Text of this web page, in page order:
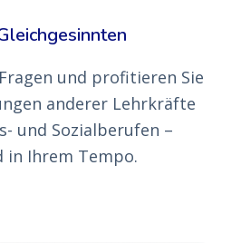
und profitieren Sie
anderer Lehrkräfte
und Sozialberufen –
in Ihrem Tempo.